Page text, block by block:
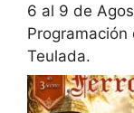
6 al 9 de
Teulada.